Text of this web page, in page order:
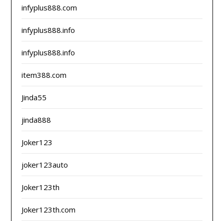
infyplus888.com
infyplus888.info
infyplus888.info
item388.com
Jinda55
jinda888
Joker123
joker123auto
Joker123th
Joker123th.com